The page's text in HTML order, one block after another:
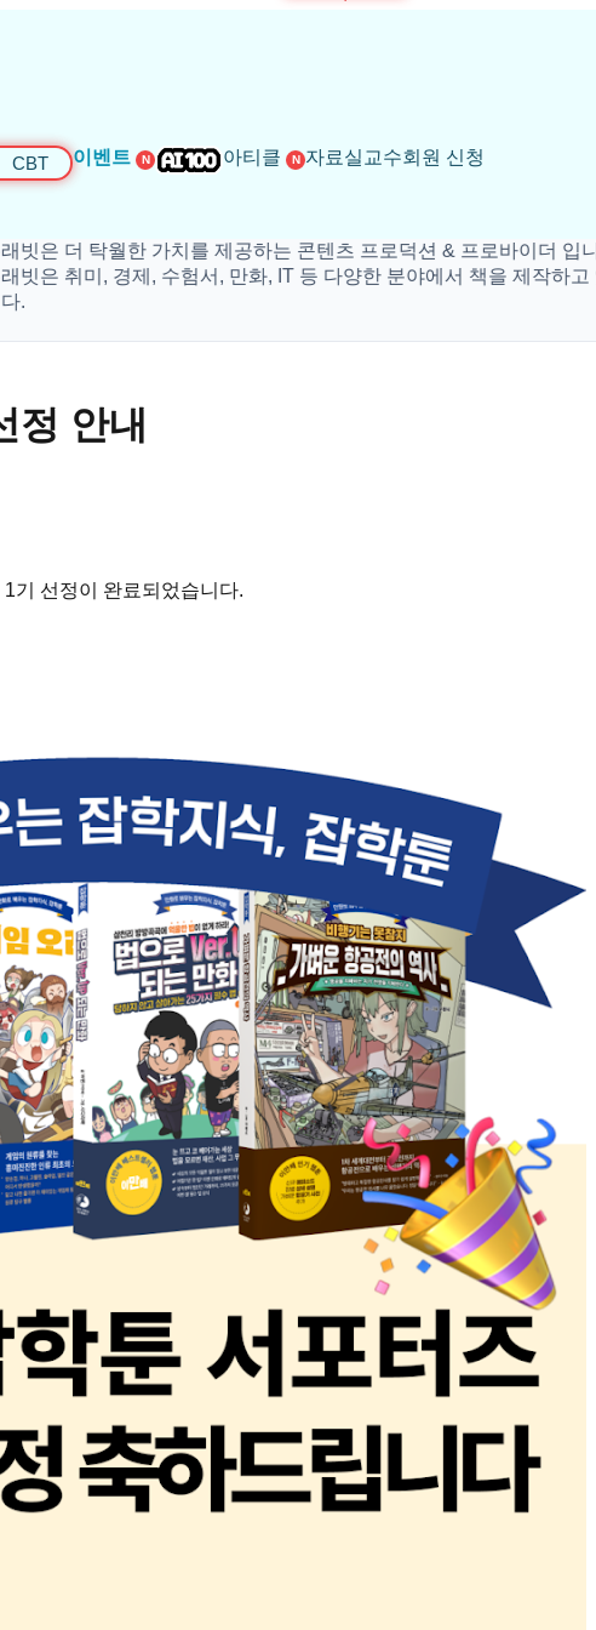
CBT 이벤트 N 아티클 N 자료실 교수회원 신청
은 더 탁월한 가치를 제공하는 콘텐츠 프로덕션 & 프로바이더 입니다.
은 취미, 경제, 수험서, 만화, IT 등 다양한 분야에서 책을 제작하고 있
정 안내
기 선정이 완료되었습니다.